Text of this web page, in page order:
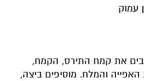
את קמח התירס, הקמח,
והמלח. מוסיפים ביצה,